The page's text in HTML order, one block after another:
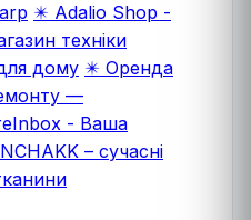
✴️ Adalio Shop -
техніки
дому ✴️ Оренда
—
- Ваша
– сучасні